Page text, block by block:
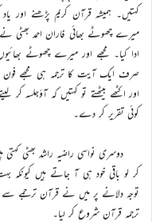
کہتیں۔ ہمیشہ قرآن کریم پڑھنے اور
میرے چھوٹے بھائی فاران احمد بھٹی نے
ادا کیا۔ مجھے اور میرے چھوٹے
صرف ایک آیت کا ترجمہ ہی مجھے فون
اور اکٹھے بیٹھتے تو کہتیں کہ آؤجلسہ
کوئی تقریر کر دے۔
دوسری نواسی راضیہ راشد بھٹی
کر لو باقی خود ہی آ جاتے ہیں
توجہ دلانے پر میں نے قرآن ترجمے سے
ترجمہ قرآن شروع کر لیا۔